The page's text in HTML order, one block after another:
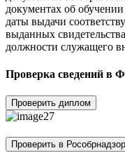
документах об
даты выдачи
выданных
должности служащего
Проверка сведений
Проверить диплом
Проверить в